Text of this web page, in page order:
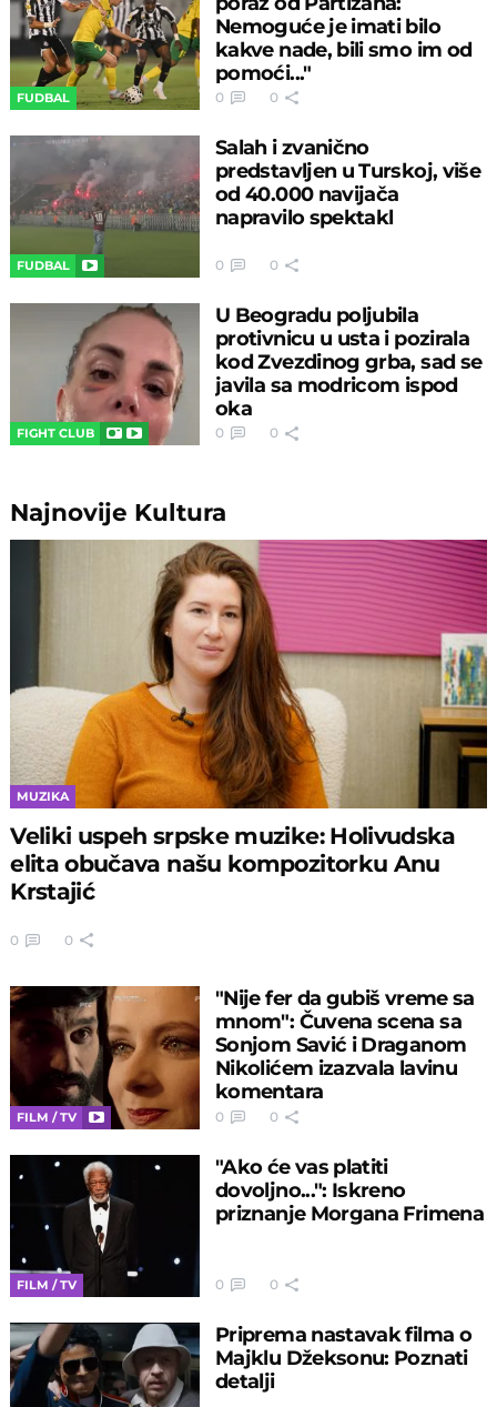
FUDBAL
Nemoguće je imati bilo
kakve nade, bili smo im od
pomoći..."
0 0
FUDBAL
Salah i zvanično
predstavljen u Turskoj, više
od 40.000 navijača
napravilo spektakl
0 0
FIGHT CLUB
U Beogradu poljubila
protivnicu u usta i pozirala
kod Zvezdinog grba, sad se
javila sa modricom ispod
oka
0 0
Najnovije Kultura
MUZIKA
Veliki uspeh srpske muzike: Holivudska
elita obučava našu kompozitorku Anu
Krstajić
0 0
FILM / TV
"Nije fer da gubiš vreme sa
mnom": Čuvena scena sa
Sonjom Savić i Draganom
Nikolićem izazvala lavinu
komentara
0 0
FILM / TV
"Ako će vas platiti
dovoljno...": Iskreno
priznanje Morgana Frimena
0 0
Priprema nastavak filma o
Majklu Džeksonu: Poznati
detalji